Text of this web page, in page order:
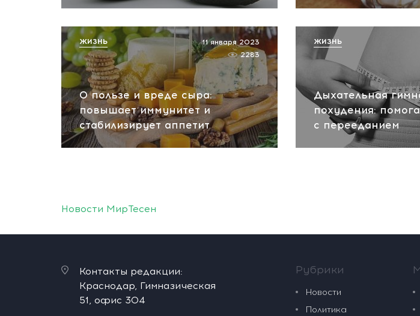
О пользе и вреде сыра:
повышает иммунитет и
стабилизирует аппетит
11 января 2023
2283
ЖИЗНЬ
Дыхательная
похудения:
с перееданием
ЖИЗНЬ
Новости МирТесен
Контакты редакции:
Краснодар, Гимназическая
51, офис 304
Рубрики
Новости
Политика